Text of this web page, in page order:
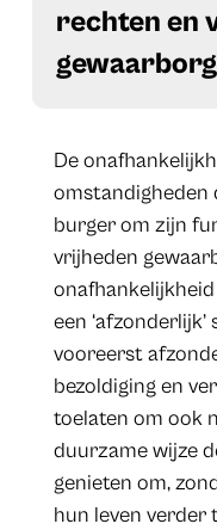
rechten en
De
omstandigheden
burger om zijn
vrijheden
een
vooreerst
bezoldiging en
toelaten om ook
duurzame wijze
genieten om,
hun leven verder